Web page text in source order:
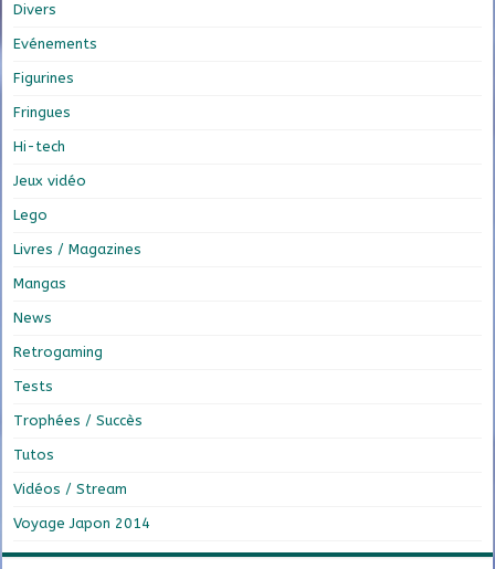
Divers
Evénements
Figurines
Fringues
Hi-tech
Jeux vidéo
Lego
Livres / Magazines
Mangas
News
Retrogaming
Tests
Trophées / Succès
Tutos
Vidéos / Stream
Voyage Japon 2014